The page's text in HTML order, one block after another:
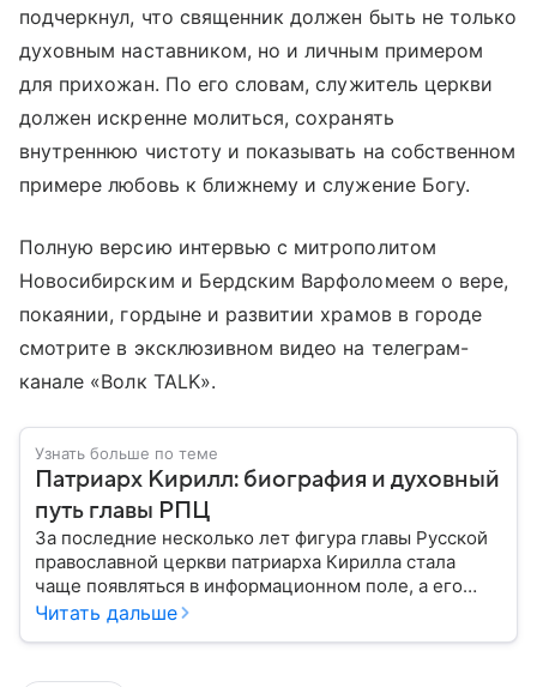
подчеркнул, что священник должен быть не только
духовным наставником, но и личным примером
для прихожан. По его словам, служитель церкви
должен искренне молиться, сохранять
внутреннюю чистоту и показывать на собственном
примере любовь к ближнему и служение Богу.
Полную версию интервью с митрополитом
Новосибирским и Бердским Варфоломеем о вере,
покаянии, гордыне и развитии храмов в городе
смотрите в эксклюзивном видео на телеграм-
канале «Волк TALK».
Узнать больше по теме
Патриарх Кирилл: биография и духовный
путь главы РПЦ
За последние несколько лет фигура главы Русской
православной церкви патриарха Кирилла стала
чаще появляться в информационном поле, а его
роль уже давно вышла за рамки традиционного
Читать дальше